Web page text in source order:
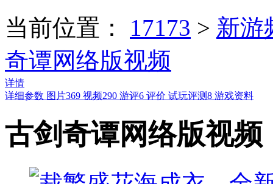
当前位置： 17173 > 新游
奇谭网络版视频
详情
详细参数 图片369 视频290 游评6 评价 试玩评测8 游戏资料
古剑奇谭网络版视频